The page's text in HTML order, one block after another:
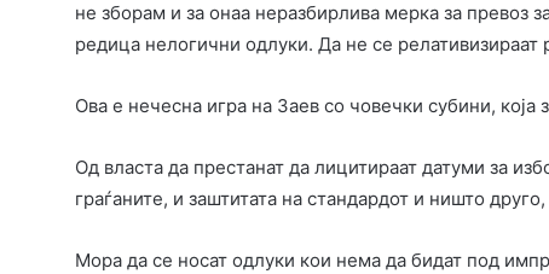
не зборам и за онаа неразбирлива мерка за превоз
редица нелогични одлуки. Да не се
Ова е нечесна игра на Заев со човечки субини, која
Од власта да престанат да лицитираат датуми за
граѓаните, и заштитата на стандардот и ништо
Мора да се носат одлуки кои нема да бидат под